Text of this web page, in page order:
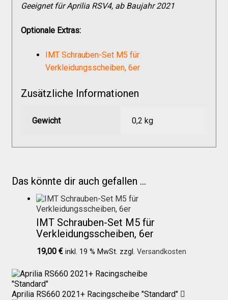
Datenschutzerklärung
Geeignet für Aprilia RSV4, ab Baujahr 2021
Optionale Extras:
IMT Schrauben-Set M5 für
Verkleidungsscheiben, 6er
Zusätzliche Informationen
Gewicht 0,2 kg
Das könnte dir auch gefallen …
IMT Schrauben-Set M5 für
Verkleidungsscheiben, 6er
19,00 € inkl. 19 % MwSt. zzgl. Versandkosten
Aprilia RS660 2021+ Racingscheibe "Standard"